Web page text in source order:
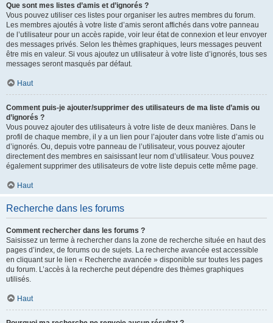
Que sont mes listes d’amis et d’ignorés ?
Vous pouvez utiliser ces listes pour organiser les autres membres du forum.
Les membres ajoutés à votre liste d’amis seront affichés dans votre panneau
de l’utilisateur pour un accès rapide, voir leur état de connexion et leur envoyer
des messages privés. Selon les thèmes graphiques, leurs messages peuvent
être mis en valeur. Si vous ajoutez un utilisateur à votre liste d’ignorés, tous ses
messages seront masqués par défaut.
Haut
Comment puis-je ajouter/supprimer des utilisateurs de ma liste d’amis ou
d’ignorés ?
Vous pouvez ajouter des utilisateurs à votre liste de deux manières. Dans le
profil de chaque membre, il y a un lien pour l’ajouter dans votre liste d’amis ou
d’ignorés. Ou, depuis votre panneau de l’utilisateur, vous pouvez ajouter
directement des membres en saisissant leur nom d’utilisateur. Vous pouvez
également supprimer des utilisateurs de votre liste depuis cette même page.
Haut
Recherche dans les forums
Comment rechercher dans les forums ?
Saisissez un terme à rechercher dans la zone de recherche située en haut des
pages d’index, de forums ou de sujets. La recherche avancée est accessible
en cliquant sur le lien « Recherche avancée » disponible sur toutes les pages
du forum. L’accès à la recherche peut dépendre des thèmes graphiques
utilisés.
Haut